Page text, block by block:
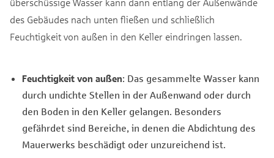
des Gebäudes nach unten fließen und schließlich
Feuchtigkeit von außen in den Keller eindringen lassen.
Feuchtigkeit von außen: Das gesammelte Wasser kann
durch undichte Stellen in der Außenwand oder durch
den Boden in den Keller gelangen. Besonders
gefährdet sind Bereiche, in denen die Abdichtung des
Mauerwerks beschädigt oder unzureichend ist.